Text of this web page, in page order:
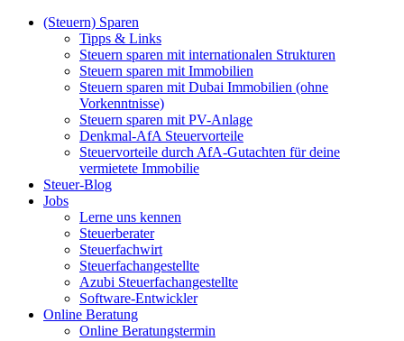
(Steuern) Sparen
Tipps & Links
Steuern sparen mit internationalen Strukturen
Steuern sparen mit Immobilien
Steuern sparen mit Dubai Immobilien (ohne
Vorkenntnisse)
Steuern sparen mit PV-Anlage
Denkmal-AfA Steuervorteile
Steuervorteile durch AfA-Gutachten für deine
vermietete Immobilie
Steuer-Blog
Jobs
Lerne uns kennen
Steuerberater
Steuerfachwirt
Steuerfachangestellte
Azubi Steuerfachangestellte
Software-Entwickler
Online Beratung
Online Beratungstermin